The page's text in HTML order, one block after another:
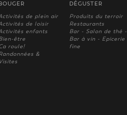
de plein air
de loisir
enfants
être
roule!
&
Visites
DÉGUSTER
Produits du terroir
Restaurants
Bar - Salon de thé -
Bar à vin - Epicerie
fine